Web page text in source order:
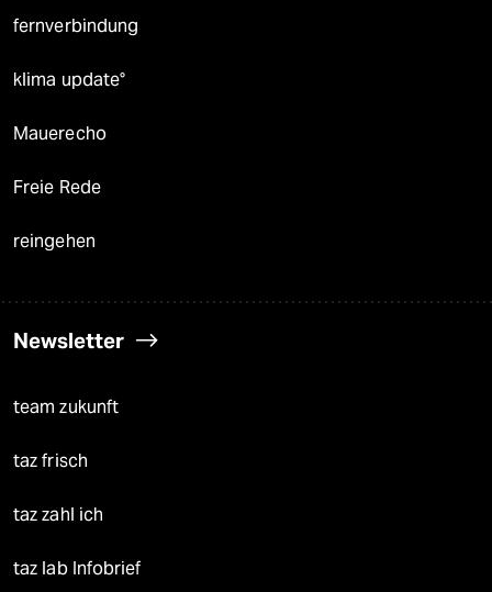
fernverbindung
klima update°
Mauerecho
Freie Rede
reingehen
Newsletter
team zukunft
taz frisch
taz zahl ich
taz lab Infobrief